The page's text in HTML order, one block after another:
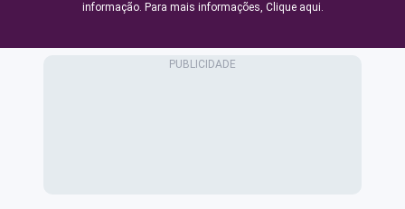
informação. Para mais informações, Clique aqui.